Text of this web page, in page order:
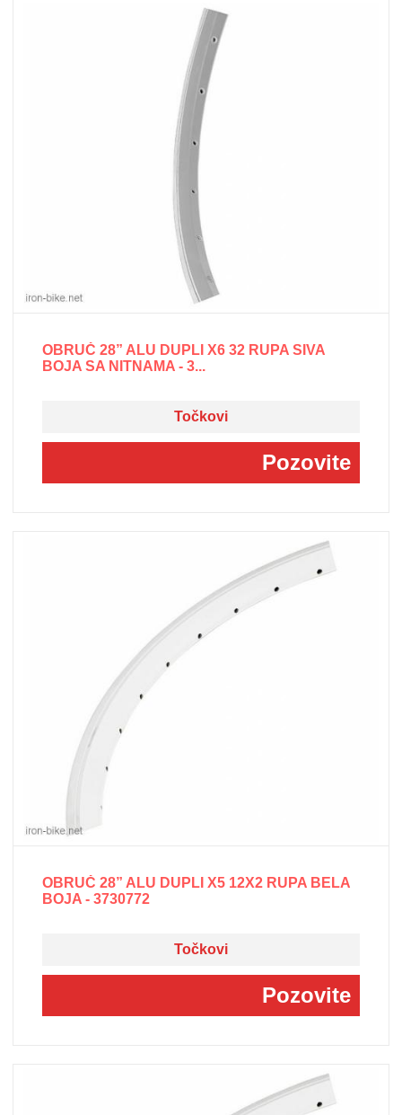
OBRUČ 28” ALU DUPLI X6 32 RUPA SIVA
BOJA SA NITNAMA - 3...
Točkovi
Pozovite
OBRUČ 28” ALU DUPLI X5 12X2 RUPA BELA
BOJA - 3730772
Točkovi
Pozovite